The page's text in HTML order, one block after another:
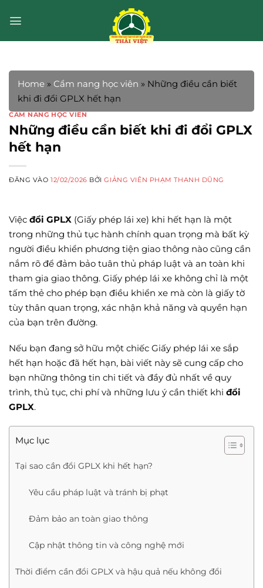
qua
Home » Cẩm nang học viên » Những điều cần biết
khi đi đổi GPLX hết hạn
CẨM NANG HỌC VIÊN
Những điều cần biết khi đi đổi GPLX
hết hạn
ĐĂNG VÀO12/02/2026 BỞIGIẢNG VIÊN PHẠM THANH DŨNG
Việc đổi GPLX (Giấy phép lái xe) khi hết hạn là một
trong những thủ tục hành chính quan trọng mà bất kỳ
người điều khiển phương tiện giao thông nào cũng cần
nắm rõ để đảm bảo tuân thủ pháp luật và an toàn khi
tham gia giao thông. Giấy phép lái xe không chỉ là một
tấm thẻ cho phép bạn điều khiển xe mà còn là giấy tờ
tùy thân quan trọng, xác nhận khả năng và quyền hạn
của bạn trên đường.
Nếu bạn đang sở hữu một chiếc Giấy phép lái xe sắp
hết hạn hoặc đã hết hạn, bài viết này sẽ cung cấp cho
bạn những thông tin chi tiết và đầy đủ nhất về quy
trình, thủ tục, chi phí và những lưu ý cần thiết khi đổi
GPLX.
Mục lục
Tại sao cần đổi GPLX khi hết hạn?
Yêu cầu pháp luật và tránh bị phạt
Đảm bảo an toàn giao thông
Cập nhật thông tin và công nghệ mới
Thời điểm cần đổi GPLX và hậu quả nếu không đổi